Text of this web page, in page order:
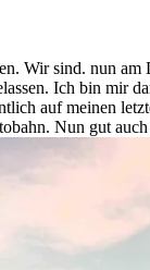
Wir sind. nun am
Ich bin mir
auf meinen
Nun gut